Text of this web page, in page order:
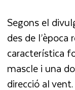
Segons el
des de l’època
característica
mascle i una
direcció al